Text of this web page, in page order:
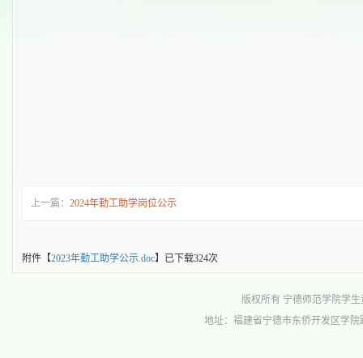
上一篇： 2024年勤工助学岗位公示
附件【2023年勤工助学公示.doc】已下载324次
版权所有 宁德师范学院学生
地址：福建省宁德市东侨开发区学院